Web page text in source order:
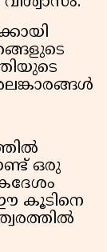
ഒരു
ഈ കൂടിനെ